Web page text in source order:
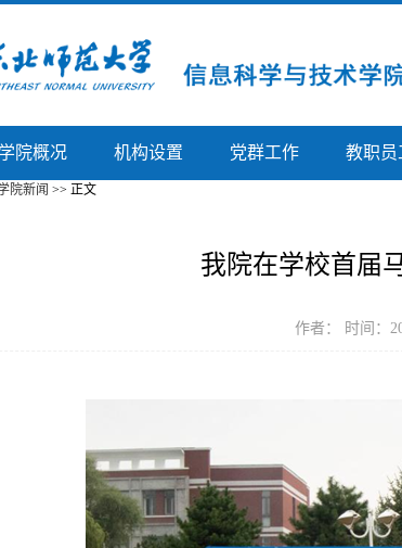
学院概况 机构设置 党群工作 教职员
院新闻 >> 正文
我院在学校首届
作者： 时间：